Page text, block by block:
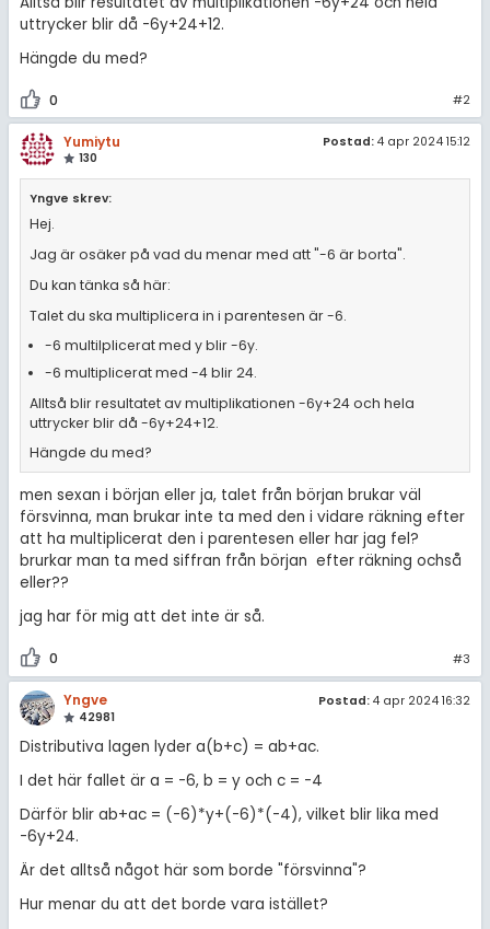
uttrycker blir då -6y+24+12.
Hängde du med?
0 #2
Yumiytu
130
Postad: 4 apr 2024 15:12
Yngve skrev:
Hej.
Jag är osäker på vad du menar med att "-6 är borta".
Du kan tänka så här:
Talet du ska multiplicera in i parentesen är -6.
-6 multilplicerat med y blir -6y.
-6 multiplicerat med -4 blir 24.
Alltså blir resultatet av multiplikationen -6y+24 och hela
uttrycker blir då -6y+24+12.
Hängde du med?
men sexan i början eller ja, talet från början brukar väl
försvinna, man brukar inte ta med den i vidare räkning efter
att ha multiplicerat den i parentesen eller har jag fel?
brurkar man ta med siffran från början efter räkning ochså
eller??
jag har för mig att det inte är så.
0 #3
Yngve
42981
Postad: 4 apr 2024 16:32
Distributiva lagen lyder a(b+c) = ab+ac.
I det här fallet är a = -6, b = y och c = -4
Därför blir ab+ac = (-6)*y+(-6)*(-4), vilket blir lika med
-6y+24.
Är det alltså något här som borde "försvinna"?
Hur menar du att det borde vara istället?